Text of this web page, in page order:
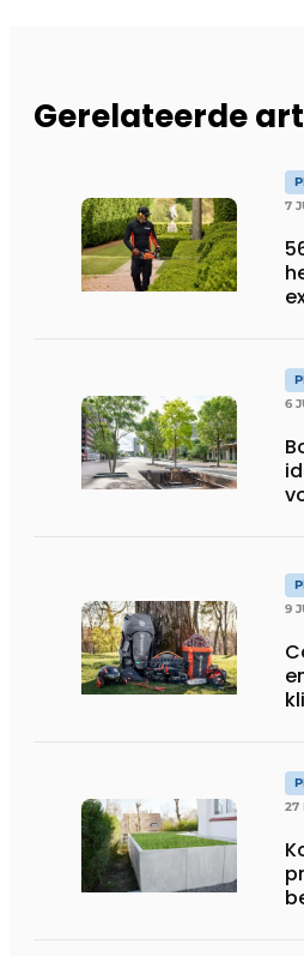
Gerelateerde
7
6
9
27